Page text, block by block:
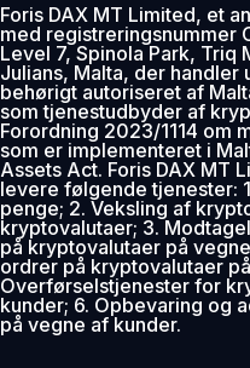
Foris DAX MT Limited, et
med registreringsnummer
Level 7, Spinola Park, Triq
Julians, Malta, der handler
behørigt autoriseret af
som tjenestudbyder af
Forordning 2023/1114 om
som er implementeret i
Assets Act. Foris DAX MT
levere følgende tjenester:
penge; 2. Veksling af
kryptovalutaer; 3.
på kryptovalutaer på
ordrer på kryptovalutaer
Overførselstjenester for
kunder; 6. Opbevaring og
på vegne af kunder.